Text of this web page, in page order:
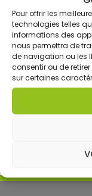
Pour offrir les
technologies telles
informations des
nous permettra de
de navigation ou les
consentir ou de
sur certaines
Formateur